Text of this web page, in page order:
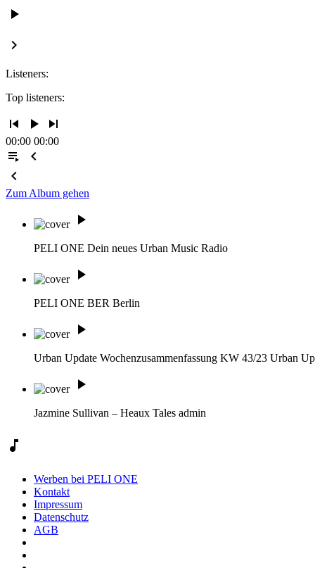
play_arrow
keyboard_arrow_right
Listeners:
Top listeners:
skip_previous play_arrow skip_next
00:00 00:00
playlist_play
chevron_left
chevron_left
Zum Album gehen
play_arrow
PELI ONE Dein neues Urban Music Radio
play_arrow
PELI ONE BER Berlin
play_arrow
Urban Update Wochenzusammenfassung KW 43/23 Urban
play_arrow
Jazmine Sullivan – Heaux Tales admin
music_note
Werben bei PELI ONE
Kontakt
Impressum
Datenschutz
AGB